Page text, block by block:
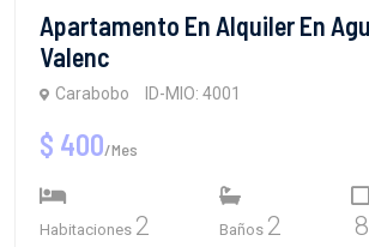
Apartamento En Alquiler En
Valenc
Carabobo ID-MIO: 4001
$ 400/Mes
Habitaciones 2 Baños 2